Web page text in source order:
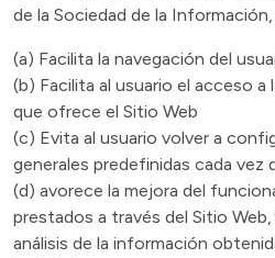
de la Sociedad de la
(a) Facilita la navegación del
(b) Facilita al usuario el acceso
que ofrece el Sitio Web
(c) Evita al usuario volver a
generales predefinidas cada vez
(d) avorece la mejora del
prestados a través del Sitio
análisis de la información